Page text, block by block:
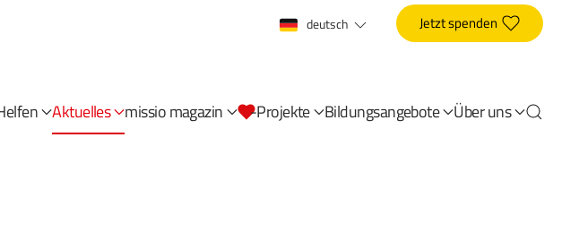
deutsch Jetzt spenden
Aktuelles missio magazin -Projekte Bildungsangebote Über uns